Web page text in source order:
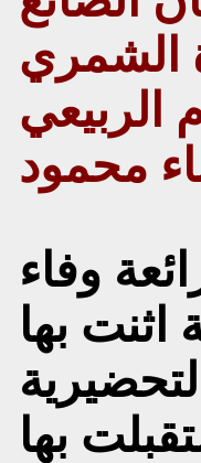
الشمري
الربيعي
محمود
وفاء
بها
بها